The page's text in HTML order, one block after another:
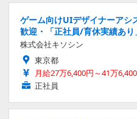
ゲーム向けUIデザイナーアシ
歓迎・「正社員/育休実績あ
株式会社キソシン
東京都
月給27万6,400円～41万
正社員